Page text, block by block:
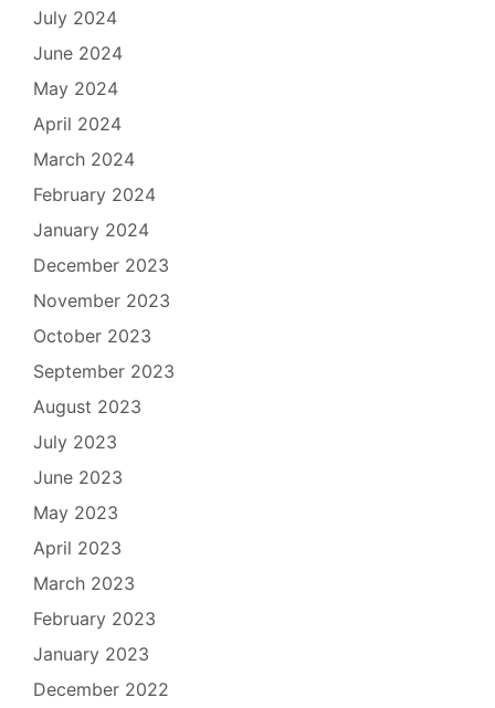
July 2024
June 2024
May 2024
April 2024
March 2024
February 2024
January 2024
December 2023
November 2023
October 2023
September 2023
August 2023
July 2023
June 2023
May 2023
April 2023
March 2023
February 2023
January 2023
December 2022